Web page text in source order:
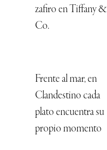
zafiro en Tiffany &
Co.
Frente al mar, en
Clandestino cada
plato encuentra su
propio momento